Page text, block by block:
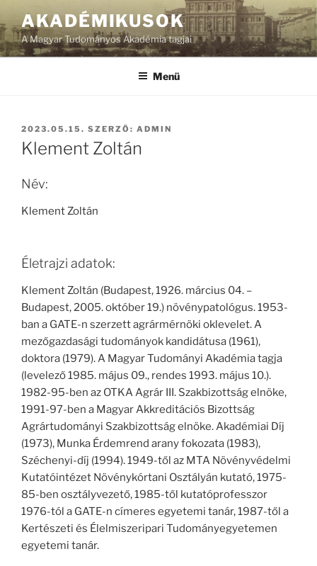
AKADÉMIKUSOK
A Magyar Tudományos Akadémia tagjai
Menü
BEKÜLDVE:
2023.05.15. SZERZŐ: ADMIN
Klement Zoltán
Név:
Klement Zoltán
Életrajzi adatok:
Klement Zoltán (Budapest, 1926. március 04. –
Budapest, 2005. október 19.) növénypatológus. 1953-
ban a GATE-n szerzett agrármérnöki oklevelet. A
mezőgazdasági tudományok kandidátusa (1961),
doktora (1979). A Magyar Tudományi Akadémia tagja
(levelező 1985. május 09., rendes 1993. május 10.).
1982-95-ben az OTKA Agrár III. Szakbizottság elnöke,
1991-97-ben a Magyar Akkreditációs Bizottság
Agrártudományi Szakbizottság elnöke. Akadémiai Díj
(1973), Munka Érdemrend arany fokozata (1983),
Széchenyi-díj (1994). 1949-től az MTA Növényvédelmi
Kutatóintézet Növénykórtani Osztályán kutató, 1975-
85-ben osztályvezető, 1985-től kutatóprofesszor
1976-tól a GATE-n címeres egyetemi tanár, 1987-től a
Kertészeti és Élelmiszeripari Tudományegyetemen
egyetemi tanár.